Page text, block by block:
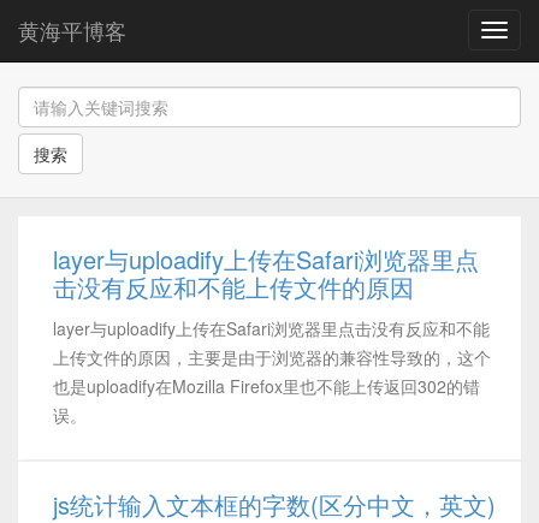
导
航
黄海平博客
搜索
layer与uploadify上传在Safari浏览器里点
击没有反应和不能上传文件的原因
layer与uploadify上传在Safari浏览器里点击没有反应和不能
上传文件的原因，主要是由于浏览器的兼容性导致的，这个
也是uploadify在Mozilla Firefox里也不能上传返回302的错
误。
js统计输入文本框的字数(区分中文，英文)